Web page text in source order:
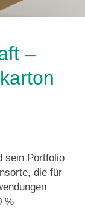
–
sein Portfolio
die für
%